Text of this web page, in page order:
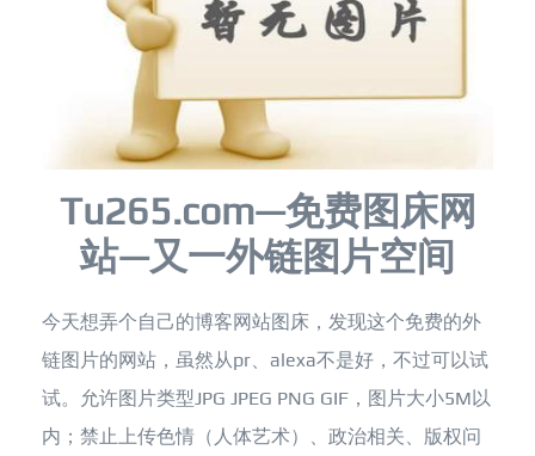
Tu265.com—免费图床网
站—又一外链图片空间
今天想弄个自己的博客网站图床，发现这个免费的外
链图片的网站，虽然从pr、alexa不是好，不过可以试
试。允许图片类型JPG JPEG PNG GIF，图片大小5M以
内；禁止上传色情（人体艺术）、政治相关、版权问